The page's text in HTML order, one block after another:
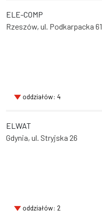
ELE-COMP
Rzeszów, ul. Podkarpacka 61
oddziałów: 4
ELWAT
Gdynia, ul. Stryjska 26
oddziałów: 2